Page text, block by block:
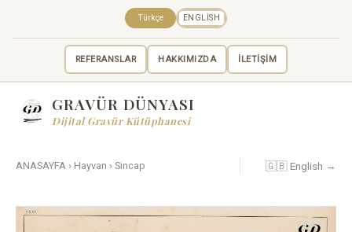
REFERANSLAR HAKKIMIZDA İLETİŞİM
Türkçe ENGLISH
GRAVÜR DÜNYASI
Dijital Gravür Kütüphanesi
ANASAYFA › Hayvan › Sincap 🇬🇧 English →